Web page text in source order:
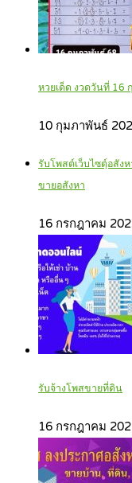
หวยเด็ด งวดวันที่ 16
10 กุมภาพันธ์
รับโพสต์เว็บไซตฺ์อสัง
ขายอสังหา
16 กรกฎาคม
รับจ้างโพสขายที่ดิน
16 กรกฎาคม